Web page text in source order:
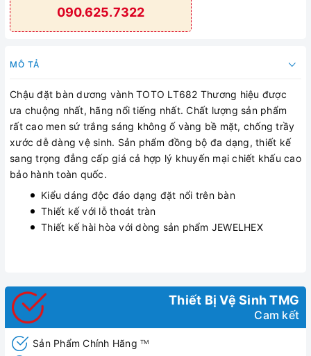
090.625.7322
MÔ TẢ
Chậu đặt bàn dương vành TOTO LT682 Thương hiệu được
ưa chuộng nhất, hãng nổi tiếng nhất. Chất lượng sản phẩm
rất cao men sứ trắng sáng không ố vàng bề mặt, chống trầy
xước dễ dàng vệ sinh. Sản phẩm đồng bộ đa dạng, thiết kế
sang trọng đẳng cấp giá cả hợp lý khuyến mại chiết khấu cao
bảo hành toàn quốc.
Kiểu dáng độc đáo dạng đặt nổi trên bàn
Thiết kế với lỗ thoát tràn
Thiết kế hài hòa với dòng sản phẩm JEWELHEX
Thiết Bị Vệ Sinh TMG
Cam kết
Sản Phẩm Chính Hãng TM